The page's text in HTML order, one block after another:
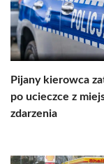
Pijany kierowca
po ucieczce z
zdarzenia